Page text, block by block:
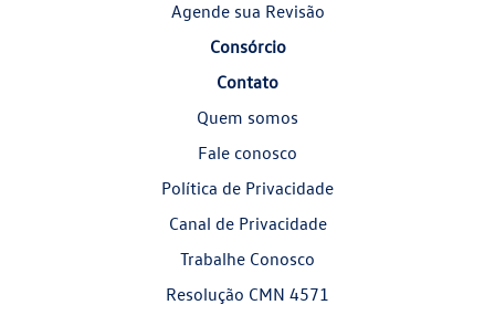
Agende sua Revisão
Consórcio
Contato
Quem somos
Fale conosco
Política de Privacidade
Canal de Privacidade
Trabalhe Conosco
Resolução CMN 4571